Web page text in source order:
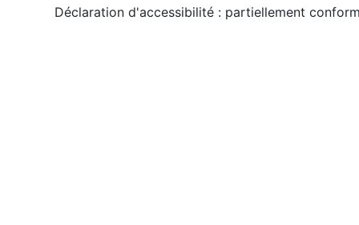
Déclaration d'accessibilité : partiellement